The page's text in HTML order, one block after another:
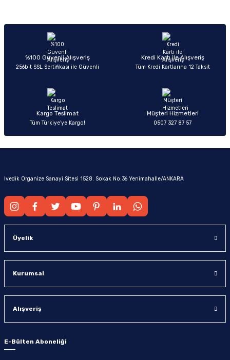
%100 Güvenli Alışveriş
256bit SSL Sertifikası ile Güvenli
Kredi Kartı ile Alışveriş
Tüm Kredi Kartlarına 12 Taksit
Kargo Teslimat
Tüm Türkiye’ye Kargo!
Müşteri Hizmetleri
0507 327 87 57
İvedik Organize Sanayi Sitesi 1528. Sokak No:36 Yenimahalle/ANKARA
Üyelik
Kurumsal
Alışveriş
E-Bülten Aboneliği